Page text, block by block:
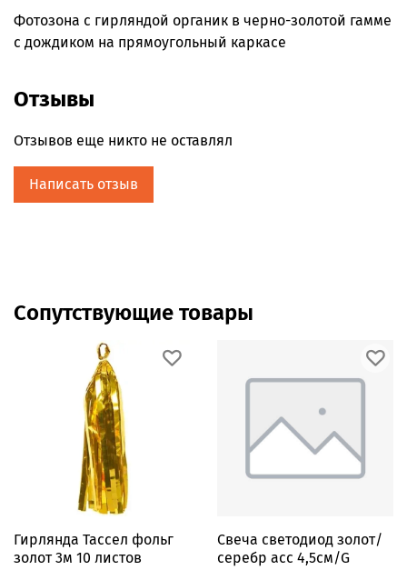
Фотозона с гирляндой органик в черно-золотой гамме
с дождиком на прямоугольный каркасе
Отзывы
Отзывов еще никто не оставлял
Написать отзыв
Сопутствующие товары
Гирлянда Тассел фольг
золот 3м 10 листов
Свеча светодиод золот/
серебр асс 4,5см/G